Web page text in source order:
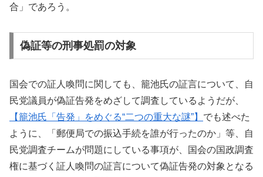
合」であろう。
偽証等の刑事処罰の対象
国会での証人喚問に関しても、籠池氏の証言について、自
民党議員が偽証告発をめざして調査しているようだが、
【籠池氏「告発」をめぐる“二つの重大な謎”】 でも述べた
ように、「郵便局での振込手続を誰が行ったのか」等、自
民党調査チームが問題にしている事項が、国会の国政調査
権に基づく証人喚問の証言について偽証告発の対象となる